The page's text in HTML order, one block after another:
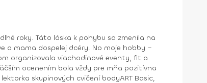
roky. Táto láska k pohybu sa zmenila na
organizovala viachodinové eventy, fit a